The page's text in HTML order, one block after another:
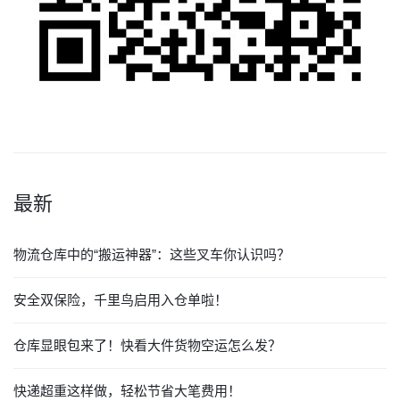
最新
物流仓库中的“搬运神器”：这些叉车你认识吗？
安全双保险，千里鸟启用入仓单啦！
仓库显眼包来了！快看大件货物空运怎么发？
快递超重这样做，轻松节省大笔费用！